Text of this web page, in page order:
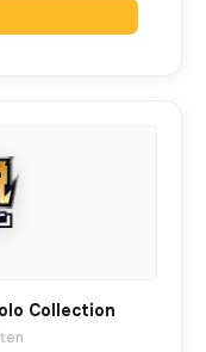
Collection